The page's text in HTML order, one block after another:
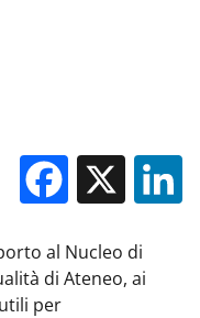
X
al Nucleo di
di Ateneo, ai
per